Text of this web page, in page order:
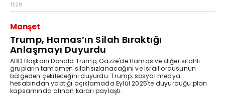
11:29
Manşet
Trump, Hamas’ın Silah Bıraktığı
Anlaşmayı Duyurdu
ABD Başkanı Donald Trump, Gazze'de Hamas ve diğer silahlı
grupların tamamen silahsızlanacağını ve İsrail ordusunun
bölgeden çekileceğini duyurdu. Trump, sosyal medya
hesabından yaptığı açıklamada Eylül 2025'te duyurduğu plan
kapsamında alınan kararı paylaştı.